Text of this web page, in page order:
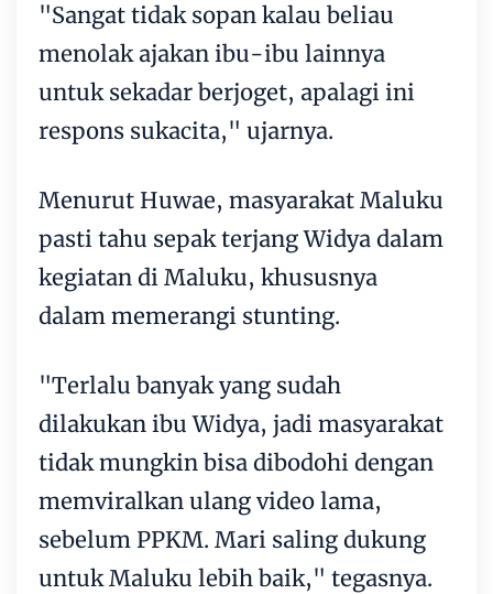
"Sangat tidak sopan kalau beliau
menolak ajakan ibu-ibu lainnya
untuk sekadar berjoget, apalagi ini
respons sukacita," ujarnya.
Menurut Huwae, masyarakat Maluku
pasti tahu sepak terjang Widya dalam
kegiatan di Maluku, khususnya
dalam memerangi stunting.
"Terlalu banyak yang sudah
dilakukan ibu Widya, jadi masyarakat
tidak mungkin bisa dibodohi dengan
memviralkan ulang video lama,
sebelum PPKM. Mari saling dukung
untuk Maluku lebih baik," tegasnya.